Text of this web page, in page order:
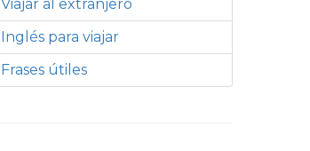
Viajar al extranjero
Inglés para viajar
Frases útiles